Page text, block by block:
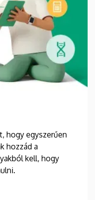
hogy egyszerűen
hozzád a
kell, hogy